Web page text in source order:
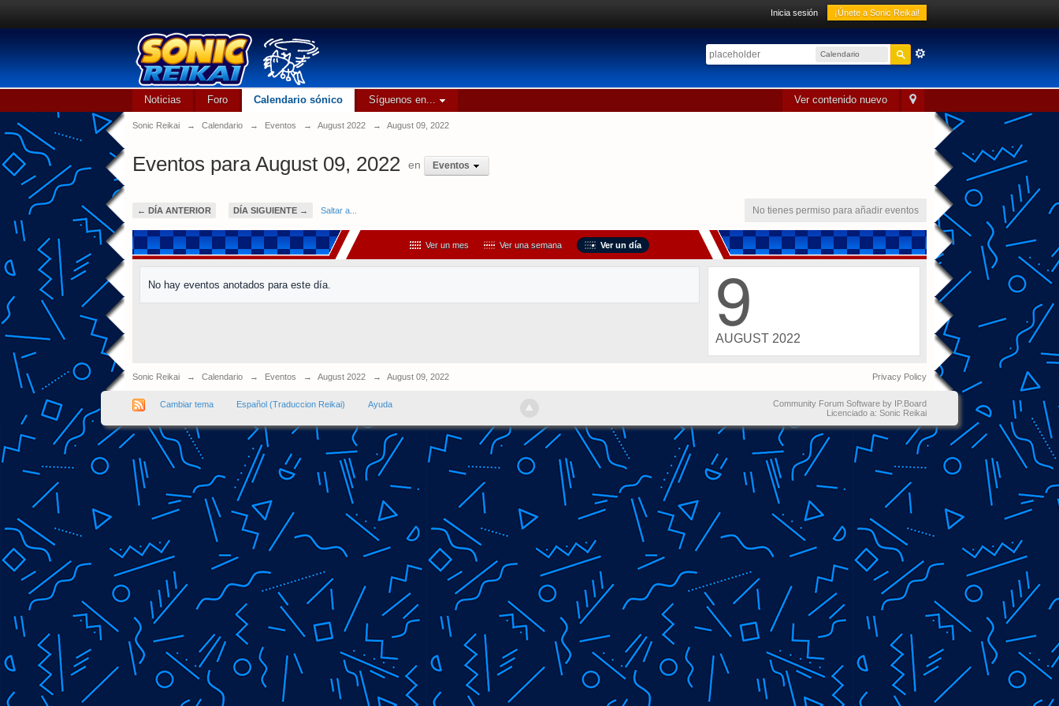
Inicia sesión ¡Únete a Sonic Reikai!
Calendario
sónico
Ver contenido nuevo
Noticias Foro Calendario sónico Síguenos en...
Sonic Reikai → Calendario → Eventos → August 2022 → August 09, 2022
Eventos para August 09, 2022 en Eventos
← DÍA ANTERIOR DÍA SIGUIENTE → Saltar a... No tienes permiso para añadir eventos
Ver un mes Ver una semana Ver un día
No hay eventos anotados para este día. 9
AUGUST 2022
Sonic Reikai → Calendario → Eventos → August 2022 → August 09, 2022 Privacy Policy
Cambiar tema Español (Traduccion Reikai) Ayuda
Community Forum Software by IP.Board
Licenciado a: Sonic Reikai